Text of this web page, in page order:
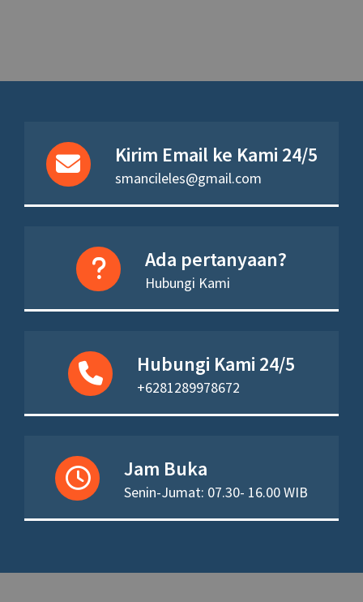
Kirim Email ke Kami 24/5
smancileles@gmail.com
Ada pertanyaan?
Hubungi Kami
Hubungi Kami 24/5
+6281289978672
Jam Buka
Senin-Jumat: 07.30- 16.00 WIB